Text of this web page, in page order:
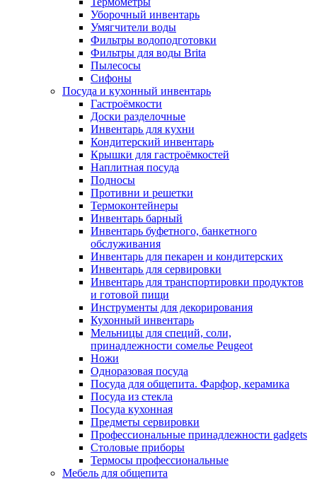
Уборочный инвентарь
Умягчители воды
Фильтры водоподготовки
Фильтры для воды Brita
Пылесосы
Сифоны
Посуда и кухонный инвентарь
Гастроёмкости
Доски разделочные
Инвентарь для кухни
Кондитерский инвентарь
Крышки для гастроёмкостей
Наплитная посуда
Подносы
Противни и решетки
Термоконтейнеры
Инвентарь барный
Инвентарь буфетного, банкетного
обслуживания
Инвентарь для пекарен и кондитерских
Инвентарь для сервировки
Инвентарь для транспортировки продуктов
и готовой пищи
Инструменты для декорирования
Кухонный инвентарь
Мельницы для специй, соли,
принадлежности сомелье Peugeot
Ножи
Одноразовая посуда
Посуда для общепита. Фарфор, керамика
Посуда из стекла
Посуда кухонная
Предметы сервировки
Профессиональные принадлежности gadgets
Столовые приборы
Термосы профессиональные
Мебель для общепита